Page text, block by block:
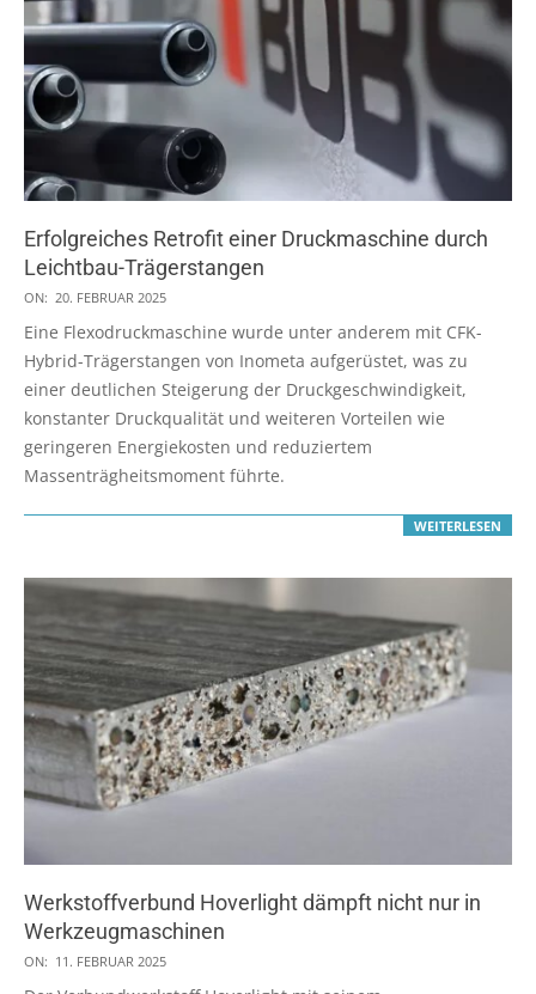
Erfolgreiches Retrofit einer Druckmaschine durch
Leichtbau-Trägerstangen
2025-
02-
20
ON: 20. FEBRUAR 2025
Eine Flexodruckmaschine wurde unter anderem mit CFK-
Hybrid-Trägerstangen von Inometa aufgerüstet, was zu
einer deutlichen Steigerung der Druckgeschwindigkeit,
konstanter Druckqualität und weiteren Vorteilen wie
geringeren Energiekosten und reduziertem
Massenträgheitsmoment führte.
WEITERLESEN
Werkstoffverbund Hoverlight dämpft nicht nur in
Werkzeugmaschinen
2025-
02-
ON: 11. FEBRUAR 2025